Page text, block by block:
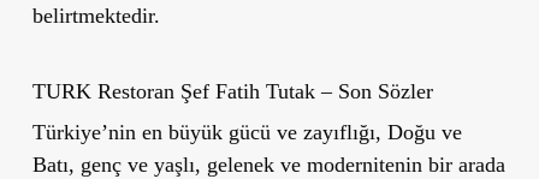
belirtmektedir.
TURK Restoran Şef Fatih Tutak – Son Sözler
Türkiye’nin en büyük gücü ve zayıflığı, Doğu ve
Batı, genç ve yaşlı, gelenek ve modernitenin bir arada